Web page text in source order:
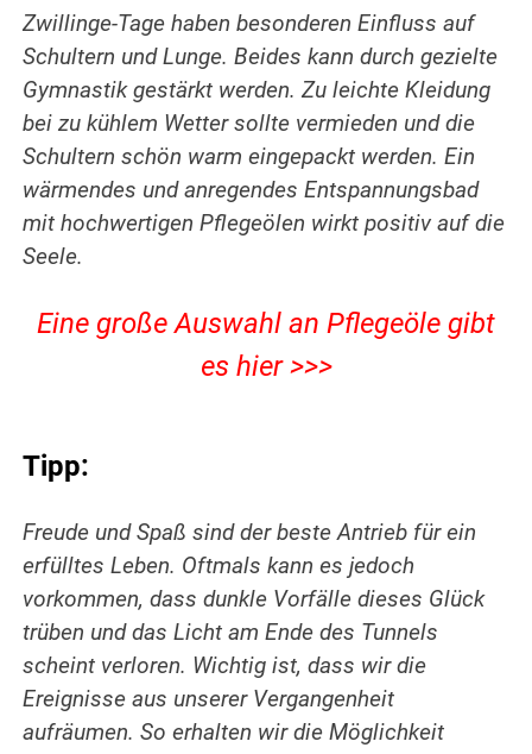
Zwillinge-Tage haben besonderen Einfluss auf
Schultern und Lunge. Beides kann durch gezielte
Gymnastik gestärkt werden. Zu leichte Kleidung
bei zu kühlem Wetter sollte vermieden und die
Schultern schön warm eingepackt werden. Ein
wärmendes und anregendes Entspannungsbad
mit hochwertigen Pflegeölen wirkt positiv auf die
Seele.
Eine große Auswahl an Pflegeöle gibt
es hier >>>
Tipp:
Freude und Spaß sind der beste Antrieb für ein
erfülltes Leben. Oftmals kann es jedoch
vorkommen, dass dunkle Vorfälle dieses Glück
trüben und das Licht am Ende des Tunnels
scheint verloren. Wichtig ist, dass wir die
Ereignisse aus unserer Vergangenheit
aufräumen. So erhalten wir die Möglichkeit